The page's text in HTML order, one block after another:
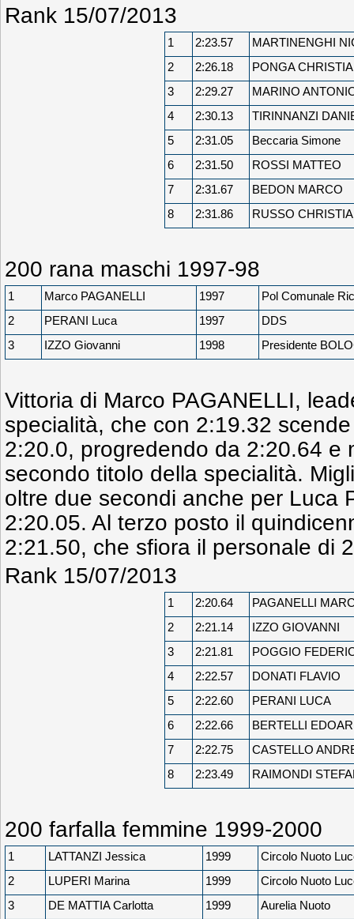
Rank 15/07/2013
1 2:23.57
MARTINENGHI
2
2:26.18
PONGA
3
2:29.27
MARINO
4
2:30.13
TIRINNANZI
5
2:31.05
Beccaria Simone
6
2:31.50
ROSSI MATTEO
7
2:31.67
BEDON MARCO
8
2:31.86 RUSSO
200 rana maschi 1997-98
1 Marco PAGANELLI 1997
Pol Comunale
2
PERANI Luca 1997
DDS
3
IZZO Giovanni 1998 Presidente
Vittoria di Marco PAGANELLI,
specialità, che con 2:19.32
2:20.0, progredendo da 2:20.64 e
secondo titolo della specialità.
oltre due secondi anche per Luca
2:20.05. Al terzo posto il
2:21.50, che sfiora il personale
Rank 15/07/2013
1 2:20.64
PAGANELLI
2
2:21.14
IZZO GIOVANNI
3
2:21.81
POGGIO
4
2:22.57
DONATI FLAVIO
5
2:22.60
PERANI LUCA
6
2:22.66
BERTELLI
7
2:22.75
CASTELLO
8
2:23.49 RAIMONDI
200 farfalla femmine 1999-2000
1 LATTANZI Jessica 1999
Circolo Nuoto
2
LUPERI Marina 1999
Circolo Nuoto
3
DE MATTIA Carlotta 1999 Aurelia Nuoto